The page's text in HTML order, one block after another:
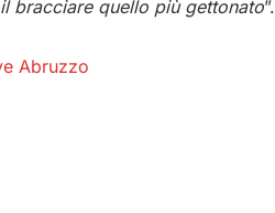
bracciare quello più gettonato”.
Abruzzo